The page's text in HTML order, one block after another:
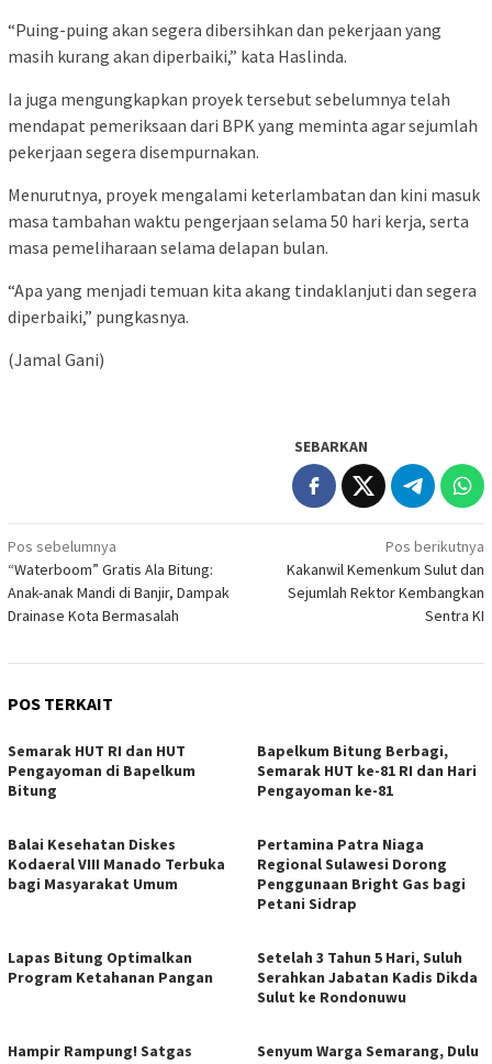
“Puing-puing akan segera dibersihkan dan pekerjaan yang
masih kurang akan diperbaiki,” kata Haslinda.
Ia juga mengungkapkan proyek tersebut sebelumnya telah
mendapat pemeriksaan dari BPK yang meminta agar sejumlah
pekerjaan segera disempurnakan.
Menurutnya, proyek mengalami keterlambatan dan kini masuk
masa tambahan waktu pengerjaan selama 50 hari kerja, serta
masa pemeliharaan selama delapan bulan.
“Apa yang menjadi temuan kita akang tindaklanjuti dan segera
diperbaiki,” pungkasnya.
(Jamal Gani)
SEBARKAN
Navigasi
pos
Pos sebelumnya
“Waterboom” Gratis Ala Bitung:
Anak-anak Mandi di Banjir, Dampak
Drainase Kota Bermasalah
Pos berikutnya
Kakanwil Kemenkum Sulut dan
Sejumlah Rektor Kembangkan
Sentra KI
POS TERKAIT
Semarak HUT RI dan HUT
Pengayoman di Bapelkum
Bitung
‎Bapelkum Bitung Berbagi,
Semarak HUT ke-81 RI dan Hari
Pengayoman ke-81
Balai Kesehatan Diskes
Kodaeral VIII Manado Terbuka
bagi Masyarakat Umum
Pertamina Patra Niaga
Regional Sulawesi Dorong
Penggunaan Bright Gas bagi
Petani Sidrap
Lapas Bitung Optimalkan
Program Ketahanan Pangan
Setelah 3 Tahun 5 Hari, Suluh
Serahkan Jabatan Kadis Dikda
Sulut ke Rondonuwu
Hampir Rampung! Satgas
Senyum Warga Semarang, Dulu